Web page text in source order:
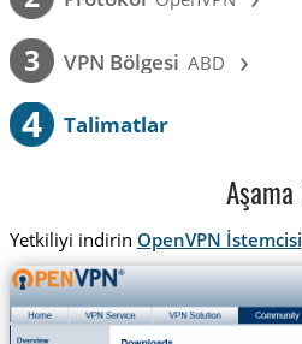
3 VPN Bölgesi ABD ›
4 Talimatlar
Aşama 1
Yetkiliyi indirin OpenVPN İstemcisi